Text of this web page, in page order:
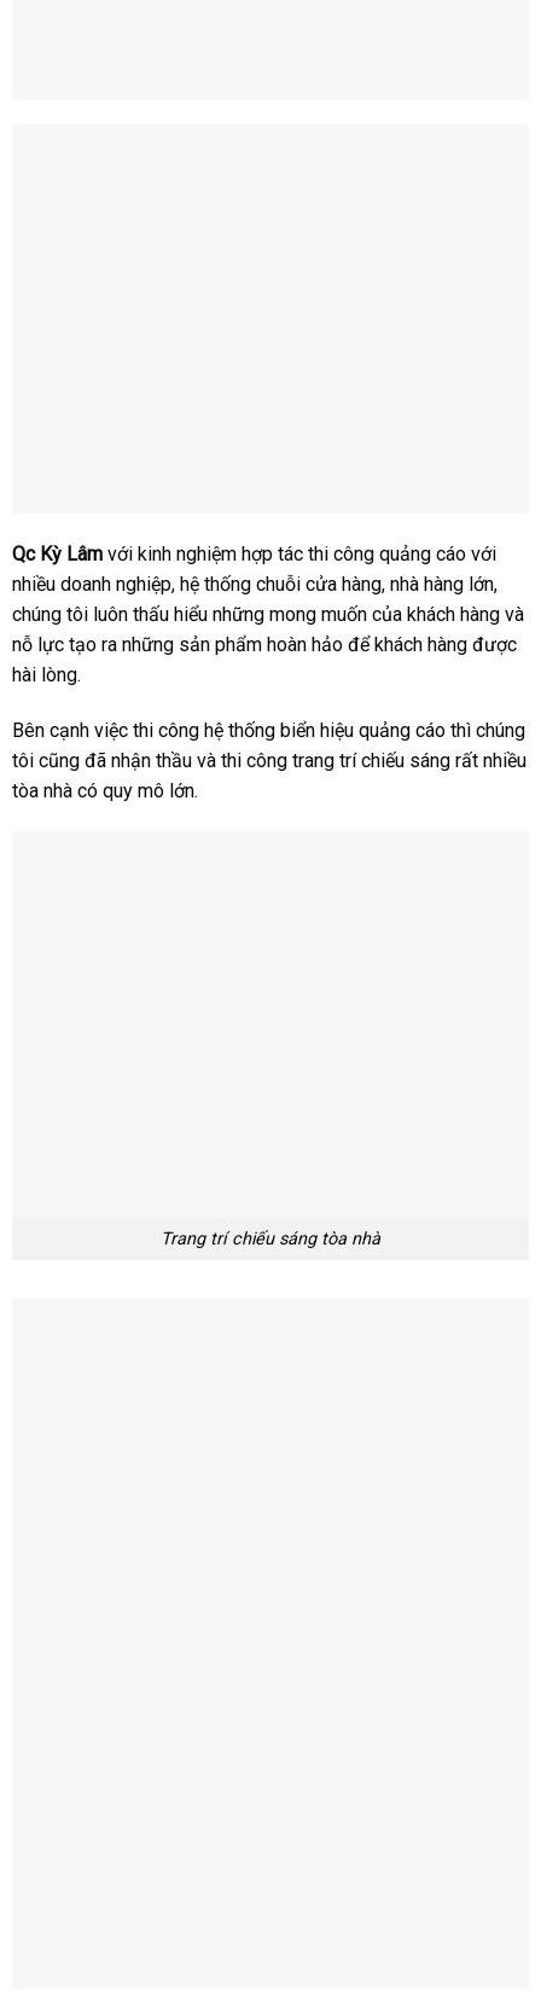
Qc Kỳ Lâmvới kinh nghiệm hợp tác thi công quảng cáo với
nhiều doanh nghiệp, hệ thống chuỗi cửa hàng, nhà hàng lớn,
chúng tôi luôn thấu hiểu những mong muốn của khách hàng và
nỗ lực tạo ra những sản phẩm hoàn hảo để khách hàng được
hài lòng.
Bên cạnh việc thi công hệ thống biển hiệu quảng cáo thì chúng
tôi cũng đã nhận thầu và thi công trang trí chiếu sáng rất nhiều
tòa nhà có quy mô lớn.
Trang trí chiếu sáng tòa nhà